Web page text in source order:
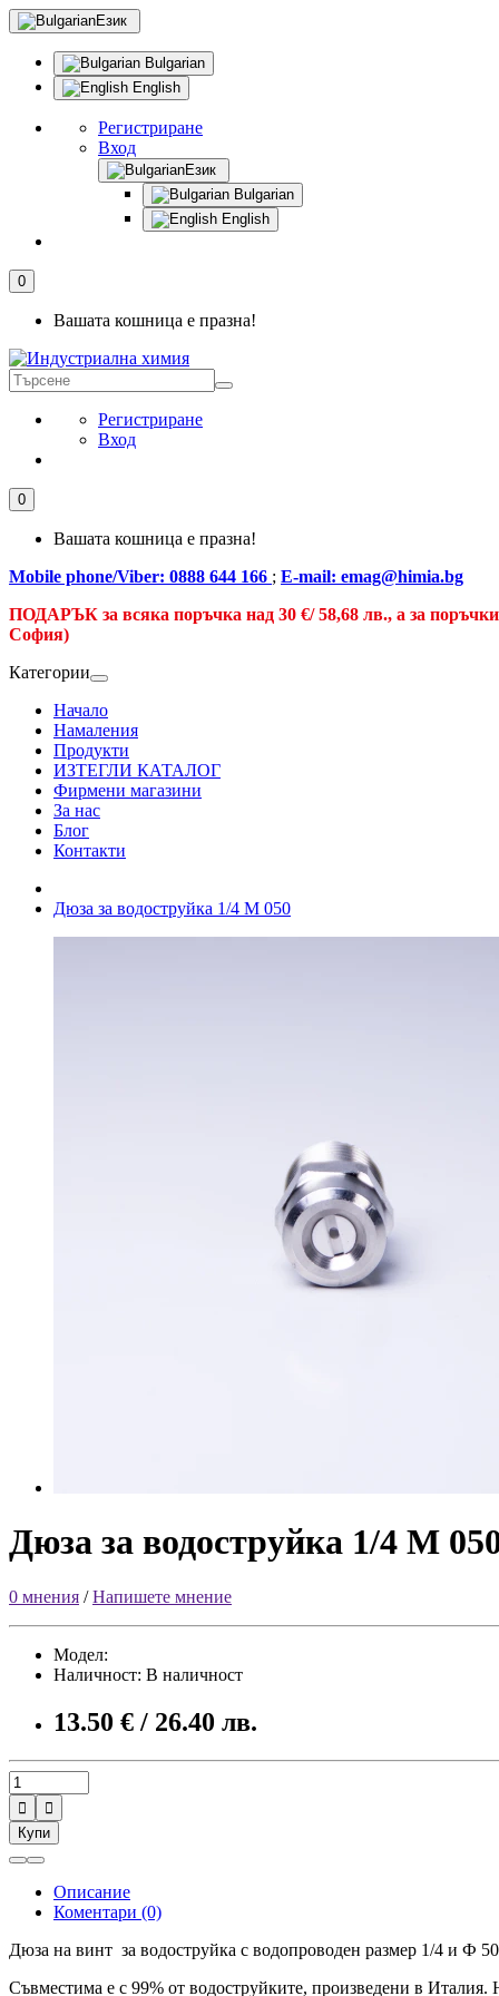
Език
Bulgarian
English
Регистриране
Вход
Език
Bulgarian
English
0
Вашата кошница е празна!
Регистриране
Вход
0
Вашата кошница е празна!
Mobile phone/Viber: 0888 644 166 ; E-mail: emag@himia.bg
ПОДАРЪК за всяка поръчка над 30 €/58,68 лв., а за
София)
Категории
Начало
Намаления
Продукти
ИЗТЕГЛИ КАТАЛОГ
Фирмени магазини
За нас
Блог
Контакти
Дюза за водоструйка 1/4 М 050
Дюза за водоструйка 1/4 М
0 мнения /Напишете мнение
Модел:
Наличност: В наличност
13.50 € / 26.40 лв.


Купи
Описание
Коментари (0)
Дюза на винт за водоструйка с водопроводен размер 1/4 и Ф
Съвместима е с 99% от водоструйките, произведени в